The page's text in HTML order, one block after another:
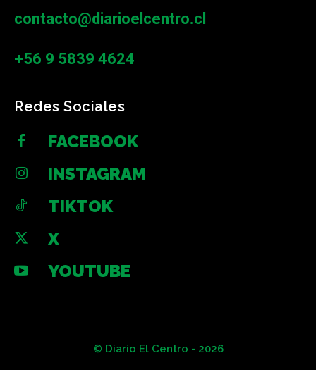
contacto@diarioelcentro.cl
+56 9 5839 4624
Redes Sociales
FACEBOOK
INSTAGRAM
TIKTOK
X
YOUTUBE
© Diario El Centro - 2026